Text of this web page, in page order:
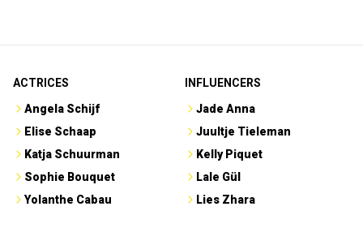
ACTRICES
Angela Schijf
Elise Schaap
Katja Schuurman
Sophie Bouquet
Yolanthe Cabau
INFLUENCERS
Jade Anna
Juultje Tieleman
Kelly Piquet
Lale Gül
Lies Zhara